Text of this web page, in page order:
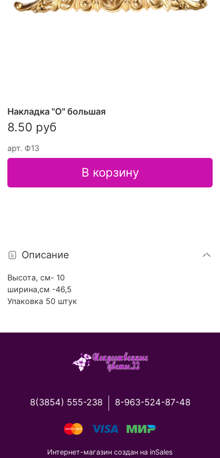
арт. Ф13
Накладка "О" большая
8.50 руб
В корзину
Описание
Высота, см- 10
ширина,см -46,5
Упаковка 50 штук
8(3854) 555-238 8-963-524-87-48
Интернет-магазин создан на inSales